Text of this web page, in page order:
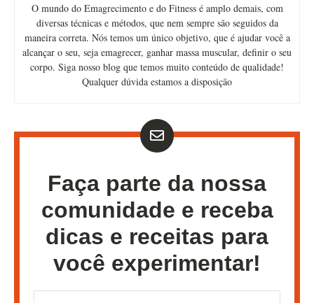
O mundo do Emagrecimento e do Fitness é amplo demais, com
diversas técnicas e métodos, que nem sempre são seguidos da
maneira correta. Nós temos um único objetivo, que é ajudar você a
alcançar o seu, seja emagrecer, ganhar massa muscular, definir o seu
corpo. Siga nosso blog que temos muito conteúdo de qualidade!
Qualquer dúvida estamos a disposição
Faça parte da nossa
comunidade e receba
dicas e receitas para
você experimentar!